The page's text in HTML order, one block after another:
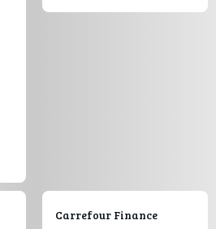
Carrefour Finance